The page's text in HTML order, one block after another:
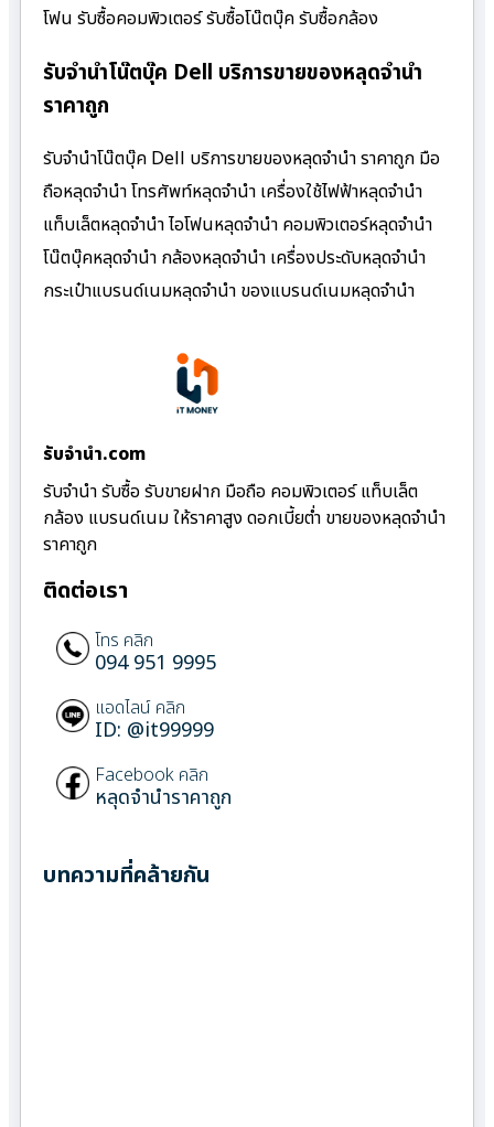
โฟน รับซื้อคอมพิวเตอร์ รับซื้อโน๊ตบุ๊ค รับซื้อกล้อง
รับจำนำโน๊ตบุ๊ค Dell บริการขายของหลุดจำนำ
ราคาถูก
รับจำนำโน๊ตบุ๊ค Dell บริการขายของหลุดจำนำ ราคาถูก มือ
ถือหลุดจำนำ โทรศัพท์หลุดจำนำ เครื่องใช้ไฟฟ้าหลุดจำนำ
แท็บเล็ตหลุดจำนำ ไอโฟนหลุดจำนำ คอมพิวเตอร์หลุดจำนำ
โน๊ตบุ๊คหลุดจำนำ กล้องหลุดจำนำ เครื่องประดับหลุดจำนำ
กระเป๋าแบรนด์เนมหลุดจำนำ ของแบรนด์เนมหลุดจำนำ
รับจํานํา.com
รับจำนำ รับซื้อ รับขายฝาก มือถือ คอมพิวเตอร์ แท็บเล็ต
กล้อง แบรนด์เนม ให้ราคาสูง ดอกเบี้ยต่ำ ขายของหลุดจำนำ
ราคาถูก
ติดต่อเรา
โทร คลิก
094 951 9995
แอดไลน์ คลิก
ID: @it99999
Facebook คลิก
หลุดจำนำราคาถูก
บทความที่คล้ายกัน